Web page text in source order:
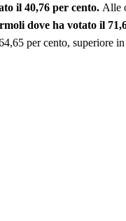
il 40,76 per cento. Alle
dove ha votato il
per cento, superiore